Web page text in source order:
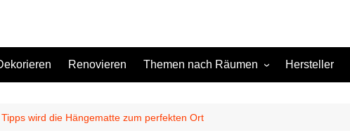
Renovieren Themen nach Räumen
Kinderzimmer
Hersteller
wird die Hängematte zum perfekten Ort